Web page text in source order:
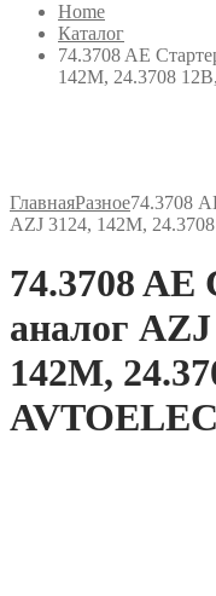
Home
Каталог
74.3708 AE
142М, 24.3708
ГлавнаяРазное74.3708
AZJ 3124, 142М,
74.3708
аналог
142М,